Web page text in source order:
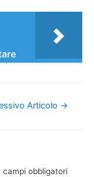
Articolo →
campi obbligatori